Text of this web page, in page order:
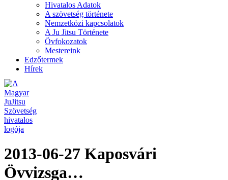
Hivatalos Adatok
A szövetség története
Nemzetközi kapcsolatok
A Ju Jitsu Története
Övfokozatok
Mestereink
Edzőtermek
Hírek
2013-06-27 Kaposvári
Övvizsga…